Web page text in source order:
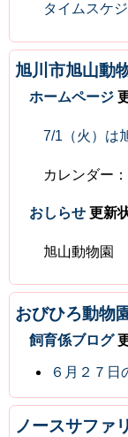
タイムスケ
旭川市旭山動
ホームページ
7/1（火）は
カレンダー
おしらせ 更新
旭山動物園
おびひろ動物
飼育係ブログ
６月２７日
ノースサファ